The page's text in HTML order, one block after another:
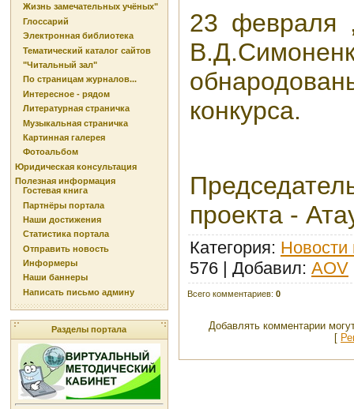
Жизнь замечательных учёных"
Глоссарий
Электронная библиотека
Тематический каталог сайтов
"Читальный зал"
По страницам журналов...
Интересное - рядом
Литературная страничка
Музыкальная страничка
Картинная галерея
Фотоальбом
Юридическая консультация
Полезная информация
Гостевая книга
Партнёры портала
Наши достижения
Статистика портала
Отправить новость
Информеры
Наши баннеры
Написать письмо админу
Разделы портала
23 февраля
конкурса.
проекта -
Категория: Новости
576 | Добавил: AOV
Всего комментариев: 0
Добавлять комментарии
[